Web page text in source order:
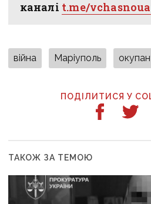
каналі t.me/vchasnoua
війна Маріуполь
ПОДІЛИТИСЯ У
ТАКОЖ ЗА ТЕМОЮ